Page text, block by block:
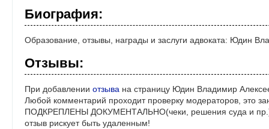
Биография:
Образование, отзывы, награды и заслуги адвоката: Юдин
Отзывы:
При добавлении отзыва на страницу Юдин Владимир
Любой комментарий проходит проверку модераторов, это
ПОДКРЕПЛЕНЫ ДОКУМЕНТАЛЬНО(чеки, решения суда и пр.)!
отзыв рискует быть удаленным!